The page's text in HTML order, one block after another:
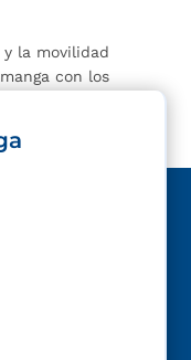
la movilidad
con los